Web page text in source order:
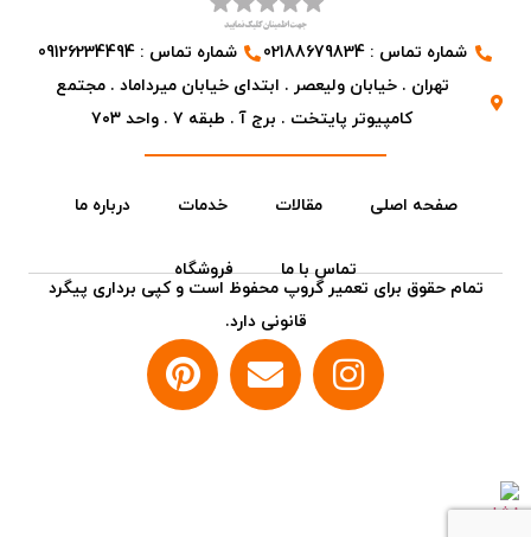
شماره تماس : 02188679834
شماره تماس : 09126234494
تهران . خیابان ولیعصر . ابتدای خیابان میرداماد . مجتمع
کامپیوتر پایتخت . برج آ . طبقه ۷ . واحد ۷۰۳
صفحه اصلی مقالات خدمات درباره ما
تماس با ما
فروشگاه
تمام حقوق برای تعمیر گروپ محفوظ است و کپی برداری پیگرد
قانونی دارد.